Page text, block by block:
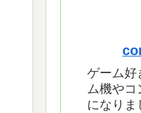
ゲーム好
ム機やコ
になりま